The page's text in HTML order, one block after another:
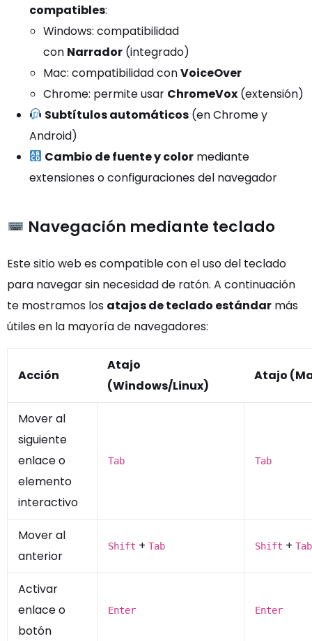
compatibles:
Windows: compatibilidad
con Narrador (integrado)
Mac: compatibilidad conVoiceOver
Chrome: permite usar ChromeVox (extensión)
Subtítulos automáticos (en Chrome y
Android)
Cambio de fuente y color mediante
extensiones o configuraciones del navegador
Navegación mediante teclado
Este sitio web es compatible con el uso del teclado
para navegar sin necesidad de ratón. A continuación
te mostramos los atajos de teclado estándar más
útiles en la mayoría de navegadores:
Acción
Atajo
(Windows/Linux)
Atajo
Mover al
siguiente
enlace o
elemento
interactivo
Tab Tab
Mover al
anterior
Shift + Tab Shift + Tab
Activar
enlace o
botón
Enter Enter